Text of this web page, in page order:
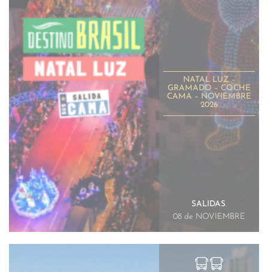
NATAL LUZ –
GRAMADO – COCHE
CAMA – NOVIEMBRE
2026
SALIDAS.
08 de NOVIEMBRE